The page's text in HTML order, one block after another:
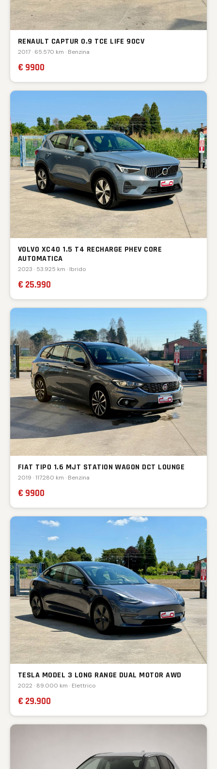
RENAULT CAPTUR 0.9 TCE LIFE 90CV
2017 · 65.570 km · Benzina
€ 9900
VOLVO XC40 1.5 T4 RECHARGE PHEV CORE
AUTOMATICA
2023 · 53.925 km · Ibrido
€ 25.990
FIAT TIPO 1.6 MJT STATION WAGON DCT LOUNGE
2019 · 117.280 km · Benzina
€ 9900
TESLA MODEL 3 LONG RANGE DUAL MOTOR AWD
2022 · 89.000 km · Elettrico
€ 29.900